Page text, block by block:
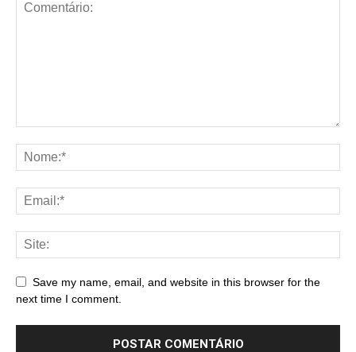
Save my name, email, and website in this browser for the
next time I comment.